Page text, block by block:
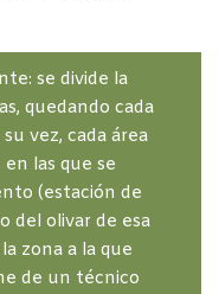
se divide la
quedando cada
vez, cada área
las que se
(estación de
del olivar de esa
zona a la que
de un técnico